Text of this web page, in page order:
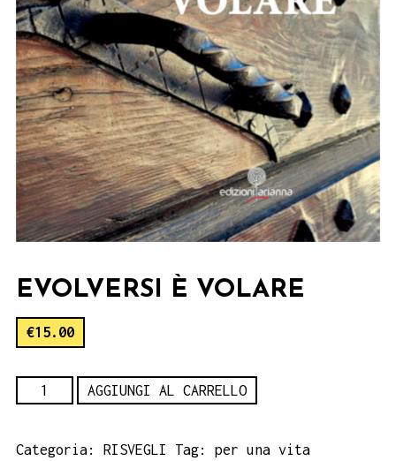
EVOLVERSI È VOLARE
€15.00
Evolversi
volare
AGGIUNGI AL CARRELLO
Categoria: RISVEGLI Tag: per una vita